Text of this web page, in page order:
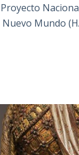
Mundo